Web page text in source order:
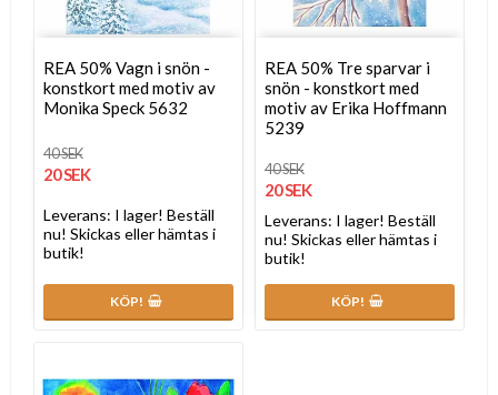
REA 50% Vagn i snön -
konstkort med motiv av
Monika Speck 5632
40 SEK
20 SEK
Leverans: I lager! Beställ
nu! Skickas eller hämtas i
butik!
KÖP!
REA 50% Tre sparvar i
snön - konstkort med
motiv av Erika Hoffmann
5239
40 SEK
20 SEK
Leverans: I lager! Beställ
nu! Skickas eller hämtas i
butik!
KÖP!